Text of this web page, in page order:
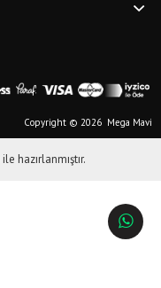
Copyright © 2026 Mega Mavi
ile hazırlanmıştır.